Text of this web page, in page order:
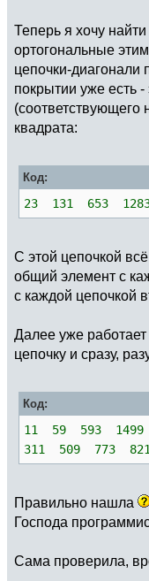
Теперь я хочу
ортогональные
цепочки-
покрытии уже есть -
(соответствующего
квадрата:
Код:
23 131 653
С этой цепочкой
общий элемент с
с каждой цепочкой
Далее уже
цепочку и сразу,
Код:
11 59 593 1499
311 509 773
Правильно нашла
Господа
Сама проверила,